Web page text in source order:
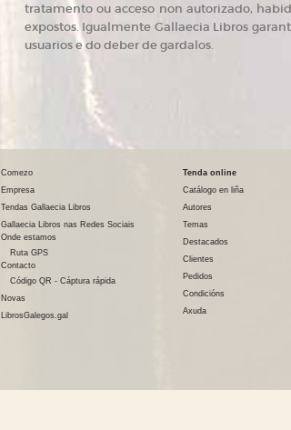
tratamento ou acceso non autorizado,
expostos. Igualmente Gallaecia Libros
usuarios e do deber de gardalos.
Comezo
Empresa
Tendas Gallaecia Libros
Gallaecia Libros nas Redes Sociais
Onde estamos
Ruta GPS
Contacto
Código QR - Cáptura rápida
Novas
LibrosGalegos.gal
Tenda online
Catálogo en liña
Autores
Temas
Destacados
Clientes
Pedidos
Condicións
Axuda